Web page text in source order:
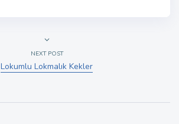
NEXT POST
Lokumlu Lokmalık Kekler